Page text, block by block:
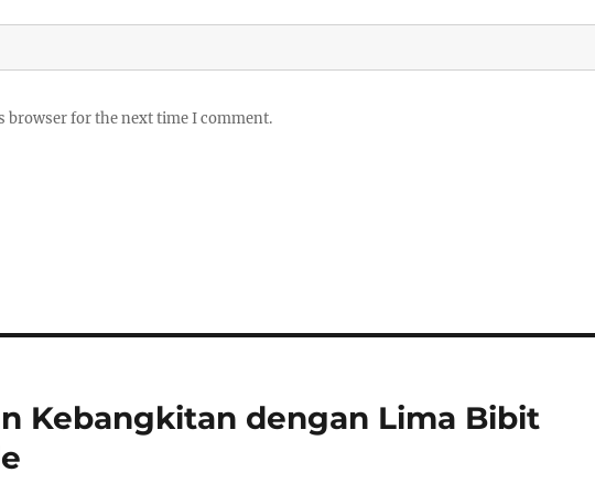
browser for the next time I comment.
Kebangkitan dengan Lima Bibit